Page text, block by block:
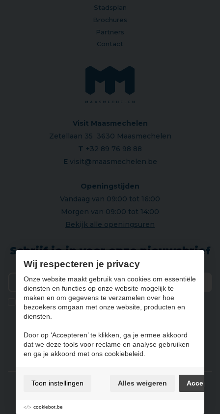
Stadsplan
Brochures
Partners
Contact
Visit Maasmechelen
Zetellaan 35 3630 Maasmechelen
T +32 89 76 98 88
E visit@maasmechelen.be
Openingstijden
Vandaag van 09:00 tot 16:00
Morgen van 09:00 tot 14:00
Bekijk alle openingsuren
Schrijf je in voor onze nieuwsbrief
Ik geef de toestemming om mijn gegevens te bewaren en
verwerken zoals aangegeven in onzeprivacy statement
NL DE EN
Gebruiksvoorwaarden & privacybeleid
Wij respecteren je privacy
Onze website maakt gebruik van cookies om essentiële
diensten en functies op onze website mogelijk te
maken en om gegevens te verzamelen over hoe
bezoekers omgaan met onze website, producten en
diensten.
Door op ‘Accepteren’ te klikken, ga je ermee akkoord
dat we deze tools voor reclame en analyse gebruiken
en ga je akkoord met ons cookiebeleid.
Toon instellingen Alles weigeren
cookiebot.be